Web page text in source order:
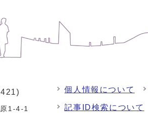
1-4-1
個人情報について
記事ID検索について